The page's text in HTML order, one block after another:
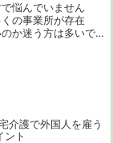
悩んでいません
の事業所が存在
か迷う方は多いで
介護で外国人を雇う
ント